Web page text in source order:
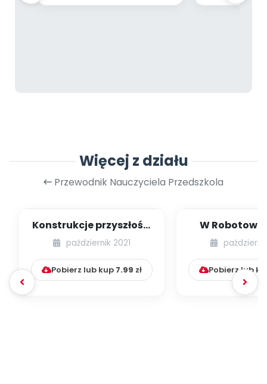
Więcej z działu
Przewodnik Nauczyciela Przedszkola
Konstrukcje przyszłości
[PBP - dzieci młodsze -
październik 2021
Pobierz lub kup 7.99 zł
W
dzieci
Pobierz lub